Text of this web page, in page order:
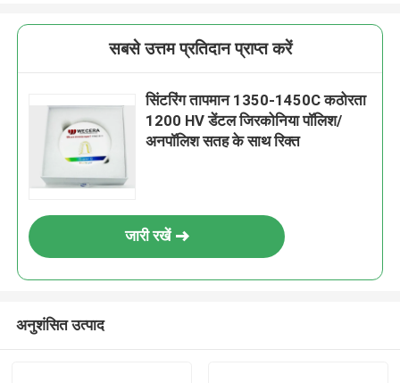
सबसे उत्तम प्रतिदान प्राप्त करें
सिंटरिंग तापमान 1350-1450C कठोरता
1200 HV डेंटल जिरकोनिया पॉलिश/
अनपॉलिश सतह के साथ रिक्त
जारी रखें
अनुशंसित उत्पाद